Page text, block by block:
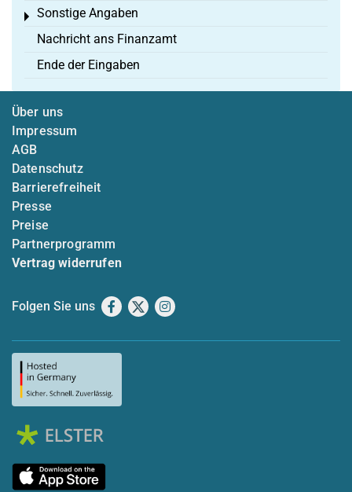
Sonstige Angaben
Toggle menu
Nachricht ans Finanzamt
Ende der Eingaben
Über uns
Impressum
AGB
Datenschutz
Barrierefreiheit
Presse
Preise
Partnerprogramm
Vertrag widerrufen
Folgen Sie uns Facebook
X Instagram